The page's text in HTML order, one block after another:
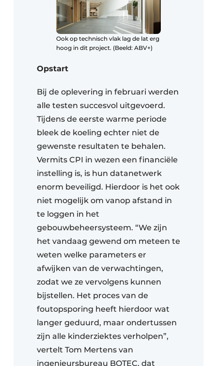
Ook op technisch vlak lag de lat erg
hoog in dit project. (Beeld: ABV+)
Opstart
Bij de oplevering in februari werden
alle testen succesvol uitgevoerd.
Tijdens de eerste warme periode
bleek de koeling echter niet de
gewenste resultaten te behalen.
Vermits CPI in wezen een financiële
instelling is, is hun datanetwerk
enorm beveiligd. Hierdoor is het ook
niet mogelijk om vanop afstand in
te loggen in het
gebouwbeheersysteem. “We zijn
het vandaag gewend om meteen te
weten welke parameters er
afwijken van de verwachtingen,
zodat we ze vervolgens kunnen
bijstellen. Het proces van de
foutopsporing heeft hierdoor wat
langer geduurd, maar ondertussen
zijn alle kinderziektes verholpen”,
vertelt Tom Mertens van
ingenieursbureau BOTEC, dat